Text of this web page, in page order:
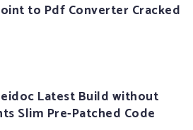
to Pdf Converter Cracked
Latest Build without
Slim Pre-Patched Code